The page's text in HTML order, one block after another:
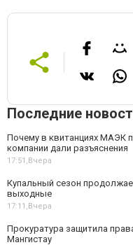
Последние
Почему в квитанциях МАЭК
компании дали разъяснения
17:51, Вчера
Купальный сезон
выходные
17:11, Вчера
Прокуратура защитила
Мангистау